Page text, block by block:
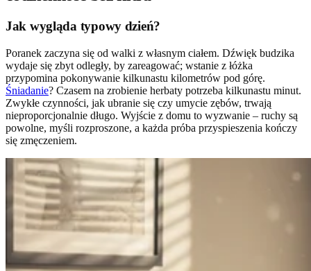
Jak wygląda typowy dzień?
Poranek zaczyna się od walki z własnym ciałem. Dźwięk budzika
wydaje się zbyt odległy, by zareagować; wstanie z łóżka
przypomina pokonywanie kilkunastu kilometrów pod górę.
Śniadanie? Czasem na zrobienie herbaty potrzeba kilkunastu minut.
Zwykłe czynności, jak ubranie się czy umycie zębów, trwają
nieproporcjonalnie długo. Wyjście z domu to wyzwanie – ruchy są
powolne, myśli rozproszone, a każda próba przyspieszenia kończy
się zmęczeniem.